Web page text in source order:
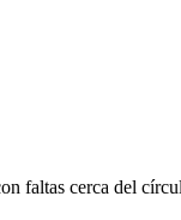
faltas cerca del